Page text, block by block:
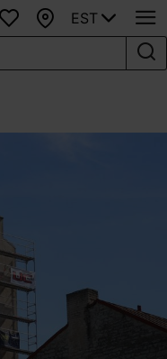
Lemmikud
Kaart
EST